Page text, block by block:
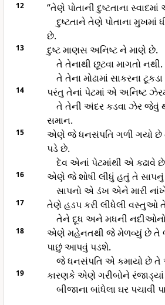
12
“તેણે પોતાની દુષ્ટતાના
દુષ્ટતાને તેણે પોતાના મુખમાં
છે.
13
દુષ્ટ માણસ અનિષ્ટ ને માણે છે.
તે તેનાથી છૂટવા માગતો નથી.
તે તેના મોઢામાં સાકરના
14
પરંતુ તેનાં પેટમાં એ અનિષ્ટ
તે તેની અંદર કડવા ઝેર જેવું
સમાન.
15
એણે જે ધનસંપતિ ગળી ગયો
પડે છે.
દેવ એનાં પેટમાંથી એ કઢાવે
16
એણે જે શોષી લીધું હતું તે
સાપનો એ ડંખ એને મારી
17
તેણે હડપ કરી લીધેલી
તેને દૂધ અને મધની
18
એણે મહેનતથી જે મેળવ્યું છે તે
પાછું આપવું પડશે.
જે ધનસંપતિ એ કમાયો છે તે
19
કારણકે એણે ગરીબોને
બીજાના બાંધેલા ઘર પચાવી